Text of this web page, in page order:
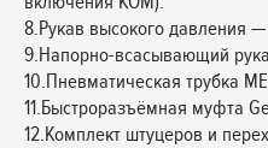
8.Рукав высокого давления
9.Напорно-всасывающий
10.Пневматическая трубка
11.Быстроразъёмная муфта
12.Комплект штуцеров и